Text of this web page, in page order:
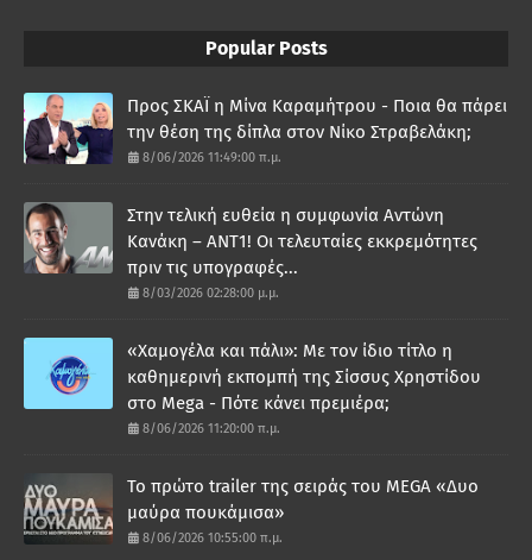
Popular Posts
Προς ΣΚΑΪ η Μίνα Καραμήτρου - Ποια θα πάρει
την θέση της δίπλα στον Νίκο Στραβελάκη;
8/06/2026 11:49:00 π.μ.
Στην τελική ευθεία η συμφωνία Αντώνη
Κανάκη – ΑΝΤ1! Οι τελευταίες εκκρεμότητες
πριν τις υπογραφές...
8/03/2026 02:28:00 μ.μ.
«Χαμογέλα και πάλι»: Με τον ίδιο τίτλο η
καθημερινή εκπομπή της Σίσσυς Χρηστίδου
στο Mega - Πότε κάνει πρεμιέρα;
8/06/2026 11:20:00 π.μ.
Το πρώτο trailer της σειράς του MEGA «Δυο
μαύρα πουκάμισα»
8/06/2026 10:55:00 π.μ.